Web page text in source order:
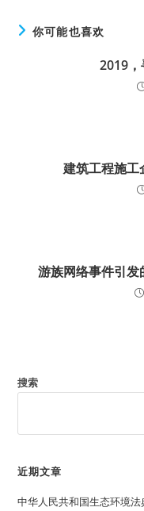
你可能也喜欢
2019
建筑工程施工
游族网络事件引
搜索
近期文章
中华人民共和国生态环境法